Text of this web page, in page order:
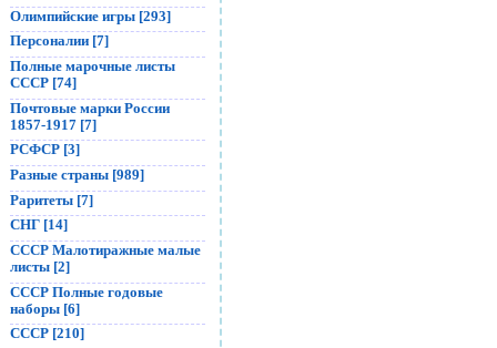
Олимпийские игры [293]
Персоналии [7]
Полные марочные листы
СССР [74]
Почтовые марки России
1857-1917 [7]
РСФСР [3]
Разные страны [989]
Раритеты [7]
СНГ [14]
СССР Малотиражные малые
листы [2]
СССР Полные годовые
наборы [6]
СССР [210]